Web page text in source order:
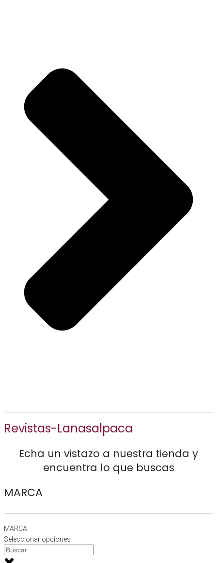
Revistas-Lanasalpaca
Echa un vistazo a nuestra tienda y
encuentra lo que buscas
MARCA
MARCA
Seleccionar opciones